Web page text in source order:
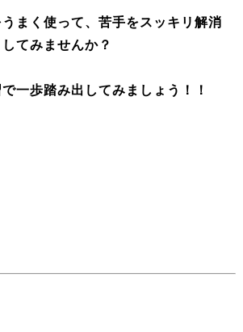
まく使って、苦手をスッキリ解消
してみませんか？
一歩踏み出してみましょう！！